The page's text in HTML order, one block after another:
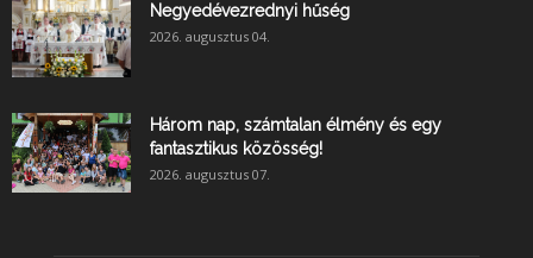
Negyedévezrednyi hűség
2026. augusztus 04.
Három nap, számtalan élmény és egy
fantasztikus közösség!
2026. augusztus 07.